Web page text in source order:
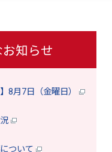
知らせ
8月7日（金曜日）
ついて